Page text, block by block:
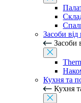
Засоби
Засоби
Кухня та
Кухня